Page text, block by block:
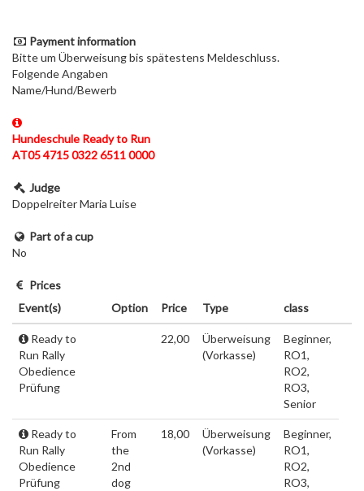
Payment information
Bitte um Überweisung bis spätestens Meldeschluss.
Folgende Angaben
Name/Hund/Bewerb
Hundeschule Ready to Run
AT05 4715 0322 6511 0000
Judge
Doppelreiter Maria Luise
Part of a cup
No
Prices
Event(s)
Option Price Type class
Ready to
Run Rally
Obedience
Prüfung
22,00
Überweisung
(Vorkasse)
Beginner,
RO1,
RO2,
RO3,
Senior
Ready to
Run Rally
Obedience
Prüfung
From
the
2nd
dog
18,00
Überweisung
(Vorkasse)
Beginner,
RO1,
RO2,
RO3,